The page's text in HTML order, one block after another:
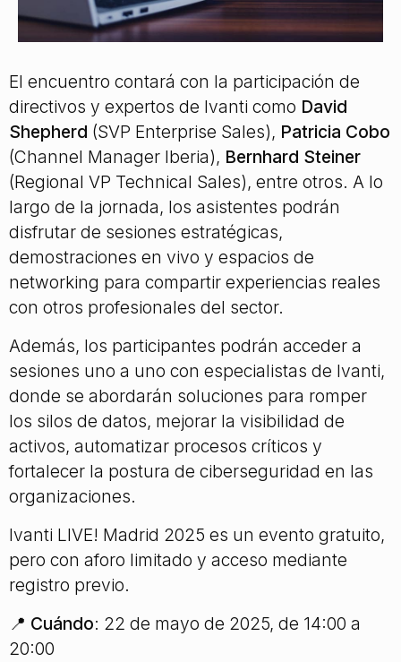
El encuentro contará con la participación de
directivos y expertos de Ivanti como David
Shepherd (SVP Enterprise Sales), Patricia Cobo
(Channel Manager Iberia), Bernhard Steiner
(Regional VP Technical Sales), entre otros. A lo
largo de la jornada, los asistentes podrán
disfrutar de sesiones estratégicas,
demostraciones en vivo y espacios de
networking para compartir experiencias reales
con otros profesionales del sector.
Además, los participantes podrán acceder a
sesiones uno a uno con especialistas de Ivanti,
donde se abordarán soluciones para romper
los silos de datos, mejorar la visibilidad de
activos, automatizar procesos críticos y
fortalecer la postura de ciberseguridad en las
organizaciones.
Ivanti LIVE! Madrid 2025 es un evento gratuito,
pero con aforo limitado y acceso mediante
registro previo.
📍 Cuándo: 22 de mayo de 2025, de 14:00 a
20:00